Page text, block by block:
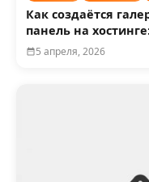
Как создаётся
панель на
5 апреля, 2026